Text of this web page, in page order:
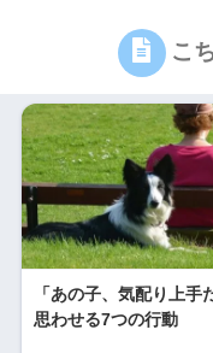
こ
「あの子、気配り上手
思わせる7つの行動